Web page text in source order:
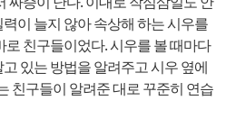
이 늘지 않아 속상해 하는 시우를
친구들이었다. 시우를 볼 때마다
있는 방법을 알려주고 시우 옆에
친구들이 알려준 대로 꾸준히 연습